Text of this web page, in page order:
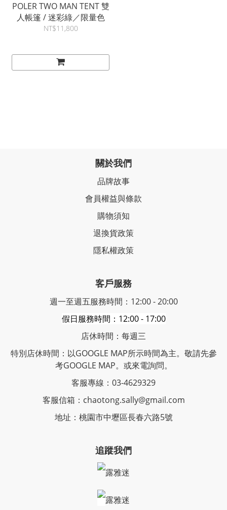
POLER TWO MAN TENT 雙
人帳篷 / 迷彩綠／限量色
NT$11,800
關於我們
品牌故事
會員權益與條款
購物須知
退換貨政策
隱私權政策
客戶服務
週一至週五服務時間：12:00 - 20:00
假日服務時間：12:00 - 17:00
店休時間：每週三
特別店休時間：以GOOGLE MAP所示時間為主。敬請先參
考GOOGLE MAP。或來電詢問。
客服專線：03-4629329
客服信箱：chaotong.sally@gmail.com
地址：桃園市中壢區長春六路5號
追蹤我們
露雅迷
露雅迷